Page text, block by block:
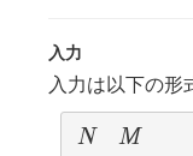
入力
入力は以下の形
N
N M
M